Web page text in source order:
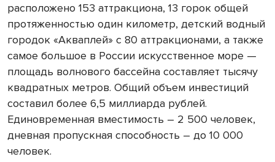
расположено 153 аттракциона, 13 горок общей
протяженностью один километр, детский водный
городок «Акваплей» с 80 аттракционами, а также
самое большое в России искусственное море —
площадь волнового бассейна составляет тысячу
квадратных метров. Общий объем инвестиций
составил более 6,5 миллиарда рублей.
Единовременная вместимость – 2 500 человек,
дневная пропускная способность – до 10 000
человек.